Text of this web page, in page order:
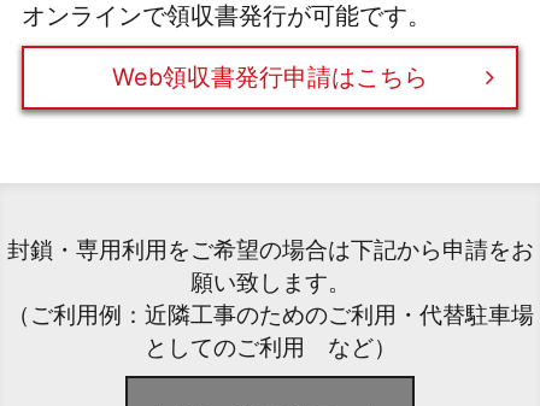
オンラインで領収書発行が可能です。
Web領収書発行申請はこちら
封鎖・専用利用をご希望の場合は下記から申請をお
願い致します。
（ご利用例：近隣工事のためのご利用・代替駐車場
としてのご利用 など）